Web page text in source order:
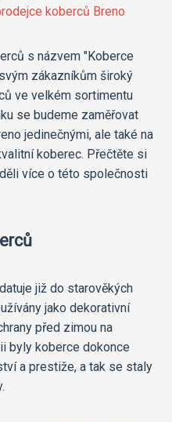
koberců Breno
s názvem "Koberce
zákazníkům široký
ve velkém sortimentu
se budeme zaměřovat
jedinečnými, ale také na
koberec. Přečtěte si
více o této společnosti
již do starověkých
jako dekorativní
před zimou na
byly koberce dokonce
a prestiže, a tak se staly